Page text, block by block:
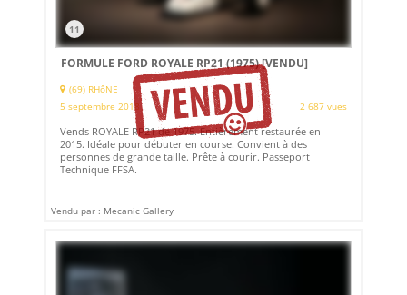
11
FORMULE FORD ROYALE RP21 (1975)[VENDU]
(69) RHôNE
5 septembre 2018
2 687 vues
Vends ROYALE RP21 de 1975. Entièrement restaurée en
2015. Idéale pour débuter en course. Convient à des
personnes de grande taille. Prête à courir. Passeport
Technique FFSA.
Vendu par : Mecanic Gallery